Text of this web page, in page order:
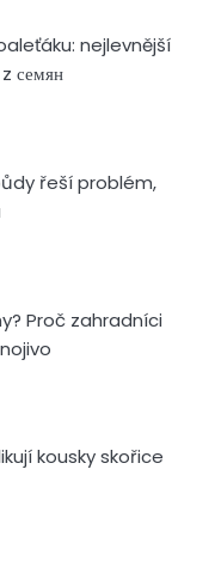
nejlevnější
семян
řeší problém,
Proč zahradníci
kousky skořice